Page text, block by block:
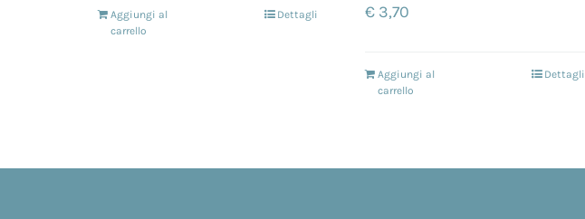
Aggiungi al
carrello
Dettagli € 3,70
Aggiungi al
carrello
Dettagli